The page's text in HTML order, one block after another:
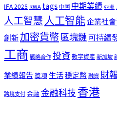
IFA 2025 RWAtags 中國 中期業績 亞洲
人工智慧人工智能企業社
創新加密貨幣區塊鏈可持續
工商戰略合作投資數字資產新加坡
業績報告獎項生活穩定幣融資財
跨境支付金融 金融科技香港